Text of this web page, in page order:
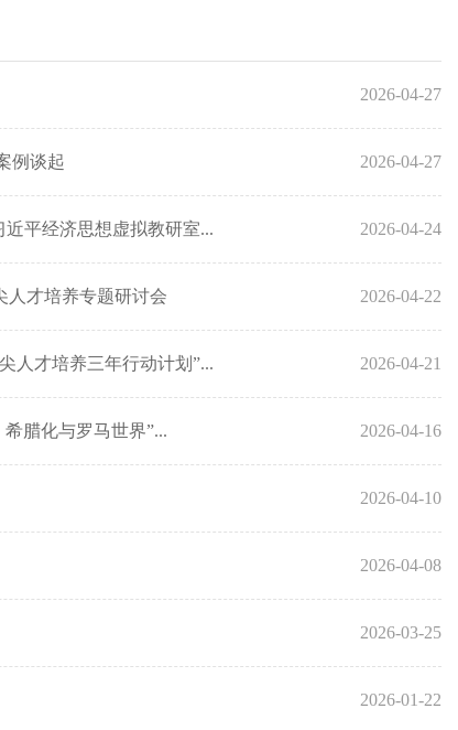
2026-04-27
例谈起 2026-04-27
平经济思想虚拟教研室... 2026-04-24
人才培养专题研讨会 2026-04-22
人才培养三年行动计划”... 2026-04-21
希腊化与罗马世界”... 2026-04-16
2026-04-10
2026-04-08
2026-03-25
2026-01-22